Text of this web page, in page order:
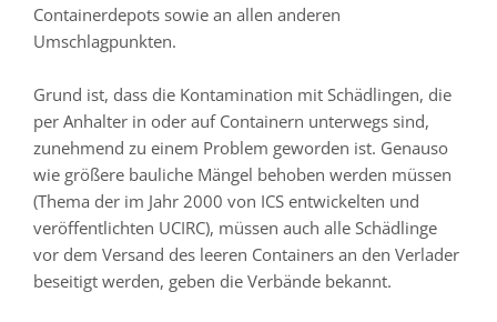
Containerdepots sowie an allen anderen
Umschlagpunkten.
Grund ist, dass die Kontamination mit Schädlingen, die
per Anhalter in oder auf Containern unterwegs sind,
zunehmend zu einem Problem geworden ist. Genauso
wie größere bauliche Mängel behoben werden müssen
(Thema der im Jahr 2000 von ICS entwickelten und
veröffentlichten UCIRC), müssen auch alle Schädlinge
vor dem Versand des leeren Containers an den Verlader
beseitigt werden, geben die Verbände bekannt.